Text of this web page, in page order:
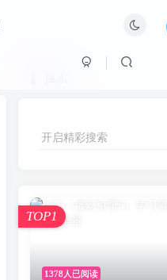
开启精彩搜索
1378人已阅读
TOP1